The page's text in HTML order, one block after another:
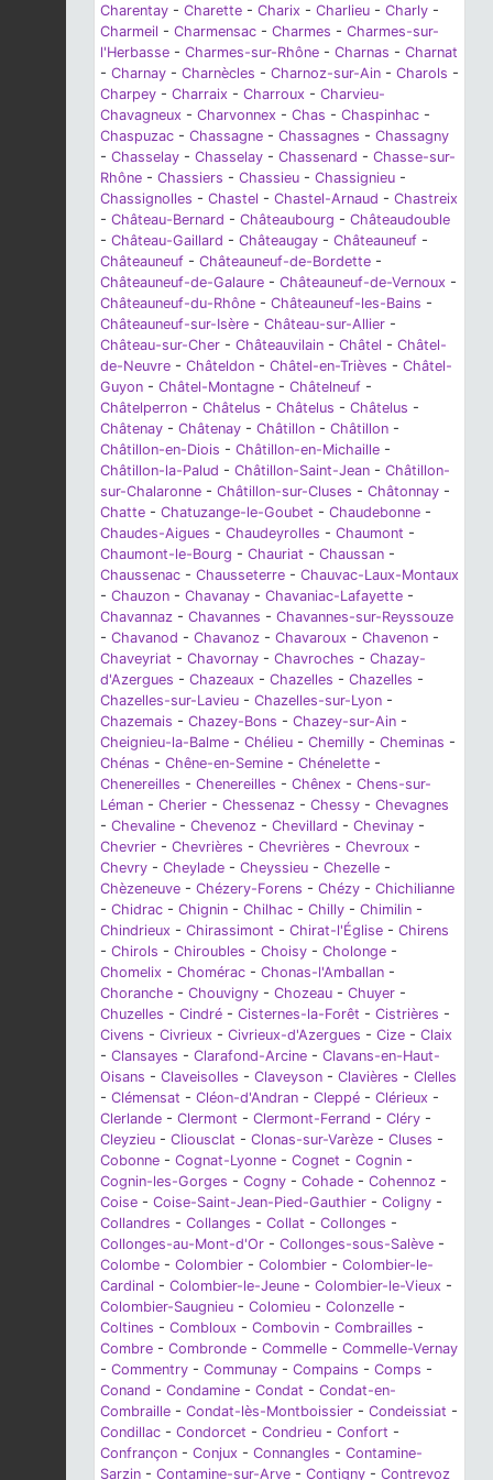
Charentay - Charette - Charix - Charlieu - Charly -
Charmeil - Charmensac - Charmes - Charmes-sur-
l'Herbasse - Charmes-sur-Rhône - Charnas - Charnat
- Charnay - Charnècles - Charnoz-sur-Ain - Charols -
Charpey - Charraix - Charroux - Charvieu-
Chavagneux - Charvonnex - Chas - Chaspinhac -
Chaspuzac - Chassagne - Chassagnes - Chassagny
- Chasselay - Chasselay - Chassenard - Chasse-sur-
Rhône - Chassiers - Chassieu - Chassignieu -
Chassignolles - Chastel - Chastel-Arnaud - Chastreix
- Château-Bernard - Châteaubourg - Châteaudouble
- Château-Gaillard - Châteaugay - Châteauneuf -
Châteauneuf - Châteauneuf-de-Bordette -
Châteauneuf-de-Galaure - Châteauneuf-de-Vernoux -
Châteauneuf-du-Rhône - Châteauneuf-les-Bains -
Châteauneuf-sur-Isère - Château-sur-Allier -
Château-sur-Cher - Châteauvilain - Châtel - Châtel-
de-Neuvre - Châteldon - Châtel-en-Trièves - Châtel-
Guyon - Châtel-Montagne - Châtelneuf -
Châtelperron - Châtelus - Châtelus - Châtelus -
Châtenay - Châtenay - Châtillon - Châtillon -
Châtillon-en-Diois - Châtillon-en-Michaille -
Châtillon-la-Palud - Châtillon-Saint-Jean - Châtillon-
sur-Chalaronne - Châtillon-sur-Cluses - Châtonnay -
Chatte - Chatuzange-le-Goubet - Chaudebonne -
Chaudes-Aigues - Chaudeyrolles - Chaumont -
Chaumont-le-Bourg - Chauriat - Chaussan -
Chaussenac - Chausseterre - Chauvac-Laux-Montaux
- Chauzon - Chavanay - Chavaniac-Lafayette -
Chavannaz - Chavannes - Chavannes-sur-Reyssouze
- Chavanod - Chavanoz - Chavaroux - Chavenon -
Chaveyriat - Chavornay - Chavroches - Chazay-
d'Azergues - Chazeaux - Chazelles - Chazelles -
Chazelles-sur-Lavieu - Chazelles-sur-Lyon -
Chazemais - Chazey-Bons - Chazey-sur-Ain -
Cheignieu-la-Balme - Chélieu - Chemilly - Cheminas -
Chénas - Chêne-en-Semine - Chénelette -
Chenereilles - Chenereilles - Chênex - Chens-sur-
Léman - Cherier - Chessenaz - Chessy - Chevagnes
- Chevaline - Chevenoz - Chevillard - Chevinay -
Chevrier - Chevrières - Chevrières - Chevroux -
Chevry - Cheylade - Cheyssieu - Chezelle -
Chèzeneuve - Chézery-Forens - Chézy - Chichilianne
- Chidrac - Chignin - Chilhac - Chilly - Chimilin -
Chindrieux - Chirassimont - Chirat-l'Église - Chirens
- Chirols - Chiroubles - Choisy - Cholonge -
Chomelix - Chomérac - Chonas-l'Amballan -
Choranche - Chouvigny - Chozeau - Chuyer -
Chuzelles - Cindré - Cisternes-la-Forêt - Cistrières -
Civens - Civrieux - Civrieux-d'Azergues - Cize - Claix
- Clansayes - Clarafond-Arcine - Clavans-en-Haut-
Oisans - Claveisolles - Claveyson - Clavières - Clelles
- Clémensat - Cléon-d'Andran - Cleppé - Clérieux -
Clerlande - Clermont - Clermont-Ferrand - Cléry -
Cleyzieu - Cliousclat - Clonas-sur-Varèze - Cluses -
Cobonne - Cognat-Lyonne - Cognet - Cognin -
Cognin-les-Gorges - Cogny - Cohade - Cohennoz -
Coise - Coise-Saint-Jean-Pied-Gauthier - Coligny -
Collandres - Collanges - Collat - Collonges -
Collonges-au-Mont-d'Or - Collonges-sous-Salève -
Colombe - Colombier - Colombier - Colombier-le-
Cardinal - Colombier-le-Jeune - Colombier-le-Vieux -
Colombier-Saugnieu - Colomieu - Colonzelle -
Coltines - Combloux - Combovin - Combrailles -
Combre - Combronde - Commelle - Commelle-Vernay
- Commentry - Communay - Compains - Comps -
Conand - Condamine - Condat - Condat-en-
Combraille - Condat-lès-Montboissier - Condeissiat -
Condillac - Condorcet - Condrieu - Confort -
Confrançon - Conjux - Connangles - Contamine-
Sarzin - Contamine-sur-Arve - Contigny - Contrevoz